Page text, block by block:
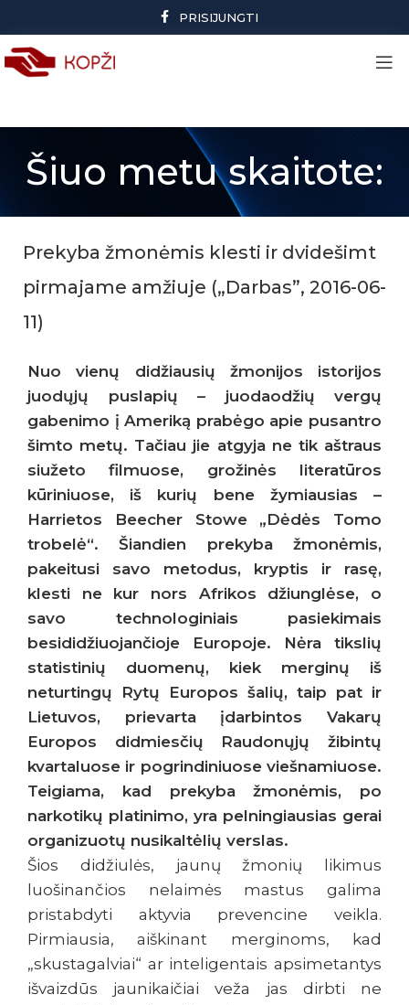
PRISIJUNGTI
Šiuo metu skaitote:
Prekyba žmonėmis klesti ir dvidešimt
pirmajame amžiuje („Darbas”, 2016-06-
11)
Nuo vienų didžiausių žmonijos istorijos
juodųjų puslapių – juodaodžių vergų
gabenimo į Ameriką prabėgo apie pusantro
šimto metų. Tačiau jie atgyja ne tik aštraus
siužeto filmuose, grožinės literatūros
kūriniuose, iš kurių bene žymiausias –
Harrietos Beecher Stowe „Dėdės Tomo
trobelė“. Šiandien prekyba žmonėmis,
pakeitusi savo metodus, kryptis ir rasę,
klesti ne kur nors Afrikos džiunglėse, o
savo technologiniais pasiekimais
besididžiuojančioje Europoje. Nėra tikslių
statistinių duomenų, kiek merginų iš
neturtingų Rytų Europos šalių, taip pat ir
Lietuvos, prievarta įdarbintos Vakarų
Europos didmiesčių Raudonųjų žibintų
kvartaluose ir pogrindiniuose viešnamiuose.
Teigiama, kad prekyba žmonėmis, po
narkotikų platinimo, yra pelningiausias gerai
organizuotų nusikaltėlių verslas.
Šios didžiulės, jaunų žmonių likimus
luošinančios nelaimės mastus galima
pristabdyti aktyvia prevencine veikla.
Pirmiausia, aiškinant merginoms, kad
„skustagalviai“ ar inteligentais apsimetantys
išvaizdūs jaunikaičiai veža jas dirbti ne